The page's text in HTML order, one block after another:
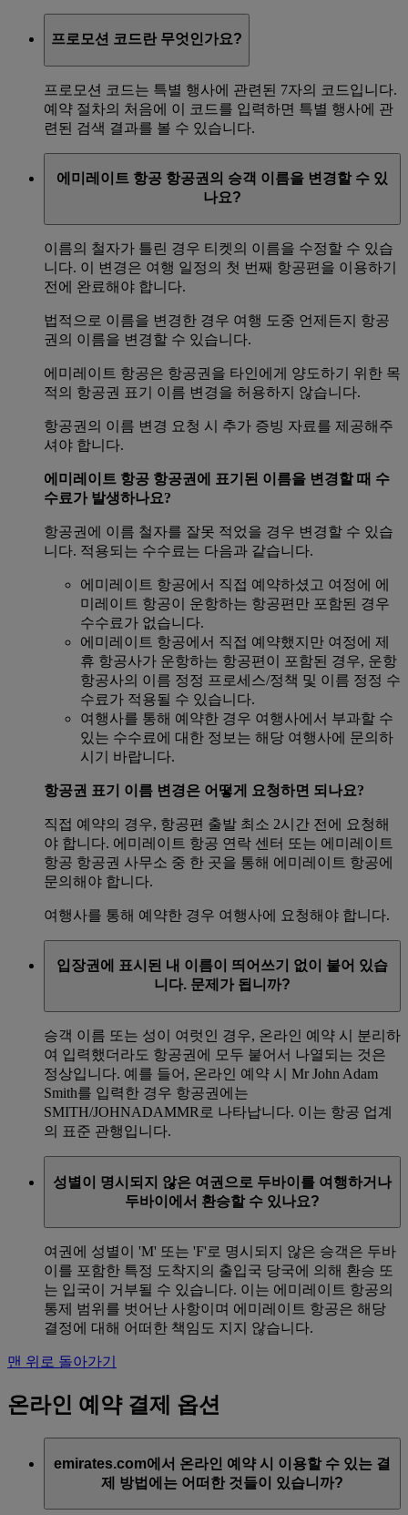
프로모션 코드란 무엇인가요?
프로모션 코드는 특별 행사에 관련된 7자의 코드입니다.
예약 절차의 처음에 이 코드를 입력하면 특별 행사에 관
련된 검색 결과를 볼 수 있습니다.
에미레이트 항공 항공권의 승객 이름을 변경할 수 있
나요?
이름의 철자가 틀린 경우 티켓의 이름을 수정할 수 있습
니다. 이 변경은 여행 일정의 첫 번째 항공편을 이용하기
전에 완료해야 합니다.
법적으로 이름을 변경한 경우 여행 도중 언제든지 항공
권의 이름을 변경할 수 있습니다.
에미레이트 항공은 항공권을 타인에게 양도하기 위한 목
적의 항공권 표기 이름 변경을 허용하지 않습니다.
항공권의 이름 변경 요청 시 추가 증빙 자료를 제공해주
셔야 합니다.
에미레이트 항공 항공권에 표기된 이름을 변경할 때 수
수료가 발생하나요?
항공권에 이름 철자를 잘못 적었을 경우 변경할 수 있습
니다. 적용되는 수수료는 다음과 같습니다.
에미레이트 항공에서 직접 예약하셨고 여정에 에
미레이트 항공이 운항하는 항공편만 포함된 경우
수수료가 없습니다.
에미레이트 항공에서 직접 예약했지만 여정에 제
휴 항공사가 운항하는 항공편이 포함된 경우, 운항
항공사의 이름 정정 프로세스/정책 및 이름 정정 수
수료가 적용될 수 있습니다.
여행사를 통해 예약한 경우 여행사에서 부과할 수
있는 수수료에 대한 정보는 해당 여행사에 문의하
시기 바랍니다.
항공권 표기 이름 변경은 어떻게 요청하면 되나요?
직접 예약의 경우, 항공편 출발 최소 2시간 전에 요청해
야 합니다. 에미레이트 항공 연락 센터 또는 에미레이트
항공 항공권 사무소 중 한 곳을 통해 에미레이트 항공에
문의해야 합니다.
여행사를 통해 예약한 경우 여행사에 요청해야 합니다.
입장권에 표시된 내 이름이 띄어쓰기 없이 붙어 있습
니다. 문제가 됩니까?
승객 이름 또는 성이 여럿인 경우, 온라인 예약 시 분리하
여 입력했더라도 항공권에 모두 붙어서 나열되는 것은
정상입니다. 예를 들어, 온라인 예약 시 Mr John Adam
Smith를 입력한 경우 항공권에는
SMITH/JOHNADAMMR로 나타납니다. 이는 항공 업계
의 표준 관행입니다.
성별이 명시되지 않은 여권으로 두바이를 여행하거나
두바이에서 환승할 수 있나요?
여권에 성별이 'M' 또는 'F'로 명시되지 않은 승객은 두바
이를 포함한 특정 도착지의 출입국 당국에 의해 환승 또
는 입국이 거부될 수 있습니다. 이는 에미레이트 항공의
통제 범위를 벗어난 사항이며 에미레이트 항공은 해당
결정에 대해 어떠한 책임도 지지 않습니다.
맨 위로 돌아가기
온라인 예약 결제 옵션
emirates.com에서 온라인 예약 시 이용할 수 있는 결
제 방법에는 어떠한 것들이 있습니까?